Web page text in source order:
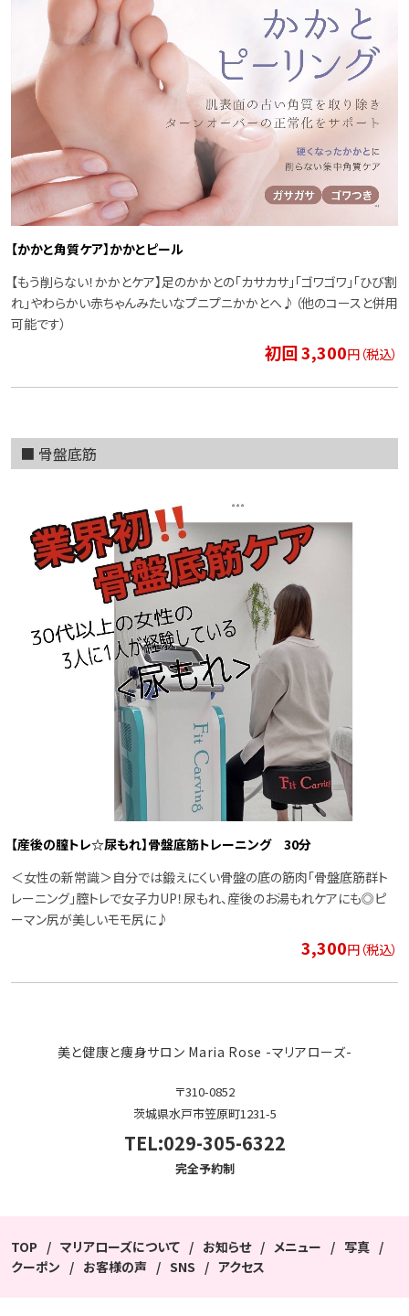
【かかと角質ケア】かかとピール
【もう削らない！かかとケア】足のかかとの「カサカサ」「ゴワゴワ」「ひび割
れ」やわらかい赤ちゃんみたいなプニプニかかとへ♪（他のコースと併用
可能です）
初回 3,300円（税込）
■ 骨盤底筋
【産後の膣トレ☆尿もれ】骨盤底筋トレーニング 30分
＜女性の新常識＞自分では鍛えにくい骨盤の底の筋肉「骨盤底筋群ト
レーニング」膣トレで女子力UP！尿もれ、産後のお湯もれケアにも◎ピ
ーマン尻が美しいモモ尻に♪
3,300円（税込）
美と健康と痩身サロン Maria Rose -マリアローズ-
〒310-0852
茨城県水戸市笠原町1231-5
TEL:029-305-6322
完全予約制
TOP マリアローズについて お知らせ メニュー
写真
クーポン
お客様の声 SNS アクセス